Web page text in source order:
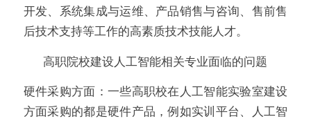
开发、系统集成与运维、产品销售与咨询、售前售
后技术支持等工作的高素质技术技能人才。
高职院校建设人工智能相关专业面临的问题
硬件采购方面：一些高职校在人工智能实验室建设
方面采购的都是硬件产品，例如实训平台、人工智